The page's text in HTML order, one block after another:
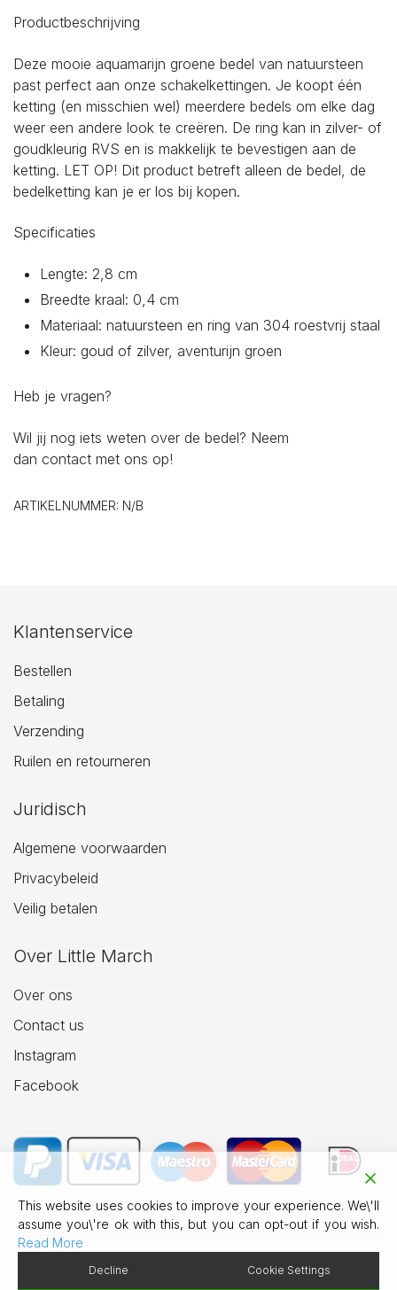
Productbeschrijving
Deze mooie aquamarijn groene bedel van natuursteen
past perfect aan onze schakelkettingen. Je koopt één
ketting (en misschien wel) meerdere bedels om elke dag
weer een andere look te creëren. De ring kan in zilver- of
goudkleurig RVS en is makkelijk te bevestigen aan de
ketting. LET OP! Dit product betreft alleen de bedel, de
bedelketting kan je er los bij kopen.
Specificaties
Lengte: 2,8 cm
Breedte kraal: 0,4 cm
Materiaal: natuursteen en ring van 304 roestvrij staal
Kleur: goud of zilver, aventurijn groen
Heb je vragen?
Wil jij nog iets weten over de bedel? Neem
dan contact met ons op!
ARTIKELNUMMER: N/B
Klantenservice
Bestellen
Betaling
Verzending
Ruilen en retourneren
Juridisch
Algemene voorwaarden
Privacybeleid
Veilig betalen
Over Little March
Over ons
Contact us
Instagram
Facebook
© 2026 Little March Jewellery.
This website uses cookies to improve your experience. We\'ll
assume you\'re ok with this, but you can opt-out if you wish.
Read More
Decline Cookie Settings